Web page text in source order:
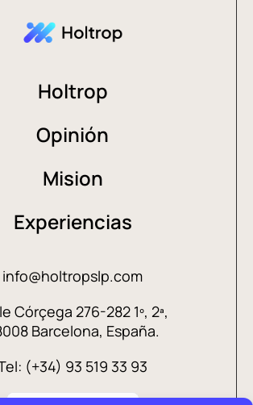
Holtrop
Opinión
Mision
Experiencias
info@holtropslp.com
Córçega 276-282 1º, 2ª,
Barcelona, España.
(+34) 93 519 33 93